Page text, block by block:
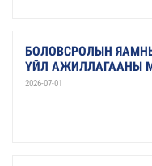
БОЛОВСРОЛЫН
ҮЙЛ АЖИЛЛАГААНЫ
2026-07-01